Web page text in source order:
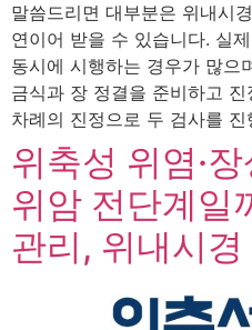
말씀드리면 대부분은 위내시
연이어 받을 수 있습니다. 실
동시에 시행하는 경우가 많으
금식과 장 정결을 준비하고
차례의 진정으로 두 검사를
위축성 위염·
위암 전단계일
관리, 위내시